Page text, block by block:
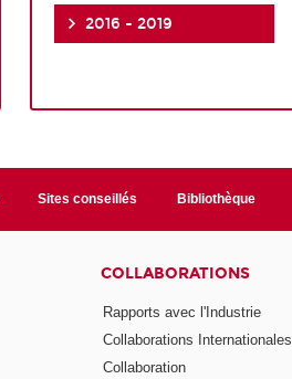
2016 - 2019
Sites conseillés Bibliothèque
COLLABORATIONS
Rapports avec l'Industrie
Collaborations Internationales
Collaboration